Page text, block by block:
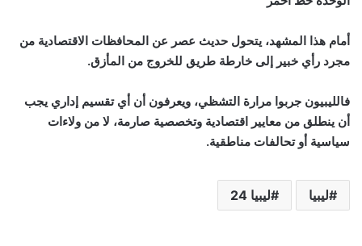
أمام هذا المشهد، يتحول حديث عصر عن المحافظات الاقتصادية من
مجرد رأي خبير إلى خارطة طريق للخروج من المأزق.
فالليبيون جربوا مرارة التشظي، ويعرفون أن أي تقسيم إداري يجب
أن ينطلق من معايير اقتصادية وتخصصية صارمة، لا من ولاءات
سياسية أو تحالفات مناطقية.
ليبيا ليبيا 24